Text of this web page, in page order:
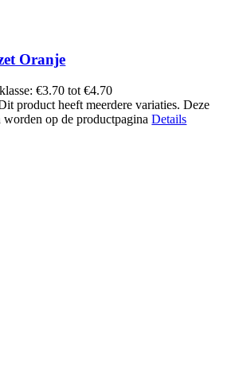
Oranje
€3.70 tot €4.70
product heeft meerdere variaties. Deze
worden op de productpaginaDetails